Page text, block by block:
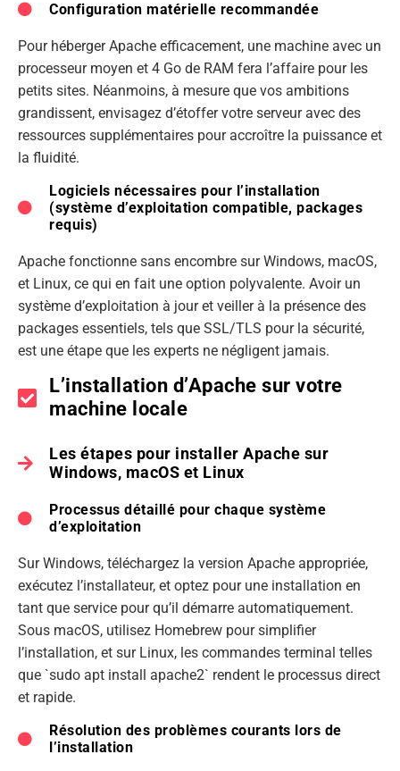
Configuration matérielle recommandée
Pour héberger Apache efficacement, une machine avec un
processeur moyen et 4 Go de RAM fera l’affaire pour les
petits sites. Néanmoins, à mesure que vos ambitions
grandissent, envisagez d’étoffer votre serveur avec des
ressources supplémentaires pour accroître la puissance et
la fluidité.
Logiciels nécessaires pour l’installation
(système d’exploitation compatible, packages
requis)
Apache fonctionne sans encombre sur Windows, macOS,
et Linux, ce qui en fait une option polyvalente. Avoir un
système d’exploitation à jour et veiller à la présence des
packages essentiels, tels que SSL/TLS pour la sécurité,
est une étape que les experts ne négligent jamais.
L’installation d’Apache sur votre
machine locale
Les étapes pour installer Apache sur
Windows, macOS et Linux
Processus détaillé pour chaque système
d’exploitation
Sur Windows, téléchargez la version Apache appropriée,
exécutez l’installateur, et optez pour une installation en
tant que service pour qu’il démarre automatiquement.
Sous macOS, utilisez Homebrew pour simplifier
l’installation, et sur Linux, les commandes terminal telles
que `sudo apt install apache2` rendent le processus direct
et rapide.
Résolution des problèmes courants lors de
l’installation